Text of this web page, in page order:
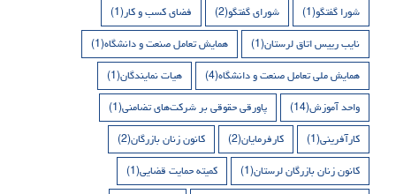
شورا گفتگو(1) شورای گفتگو(2) فضای کسب و کار(1)
نایب رییس اتاق لرستان(1) همایش تعامل صنعت و دانشگاه(1)
همایش ملی تعامل صنعت و دانشگاه(4) هیات نمایندگان(1)
واحد آموزش(14) پاورقی حقوقی بر شرکت‌های تضامنی(1)
کارآفرینی(1) کارفرمایان(2) کانون زنان بازرگان(2)
کانون زنان بازرگان لرستان(1) کمیته حمایت قضایی(1)